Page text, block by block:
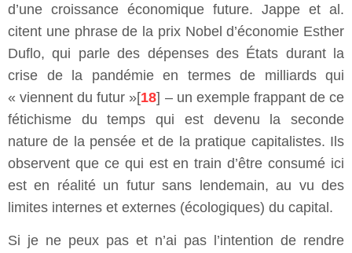
d’une croissance économique future. Jappe et al.
citent une phrase de la prix Nobel d’économie Esther
Duflo, qui parle des dépenses des États durant la
crise de la pandémie en termes de milliards qui
« viennent du futur »[18] – un exemple frappant de ce
fétichisme du temps qui est devenu la seconde
nature de la pensée et de la pratique capitalistes. Ils
observent que ce qui est en train d’être consumé ici
est en réalité un futur sans lendemain, au vu des
limites internes et externes (écologiques) du capital.
Si je ne peux pas et n’ai pas l’intention de rendre